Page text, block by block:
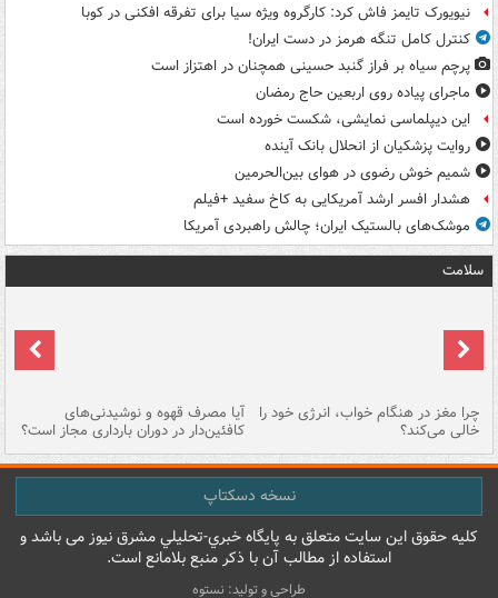
نیویورک تایمز فاش کرد: کارگروه ویژه سیا برای تفرقه افکنی در کوبا
کنترل کامل تنگه هرمز در دست ایران!
پرچم سیاه بر فراز گنبد حسینی همچنان در اهتزاز است
ماجرای پیاده روی اربعین حاج رمضان
این دیپلماسی نمایشی، شکست خورده است
روایت پزشکیان از انحلال بانک آینده
شمیم خوش رضوی در هوای بین‌الحرمین
هشدار افسر ارشد آمریکایی به کاخ سفید +فیلم
موشک‌های بالستیک ایران؛ چالش راهبردی آمریکا
سلامت
چرا مغز در هنگام خواب، انرژی خود را
خالی می‌کند؟
آیا مصرف قهوه و نوشیدنی‌های
کافئین‌دار در دوران بارداری مجاز است؟
نسخه دسکتاپ
کليه حقوق اين سايت متعلق به پایگاه خبري-تحليلي مشرق نيوز می باشد و
استفاده از مطالب آن با ذکر منبع بلامانع است.
طراحی و تولید: نستوه